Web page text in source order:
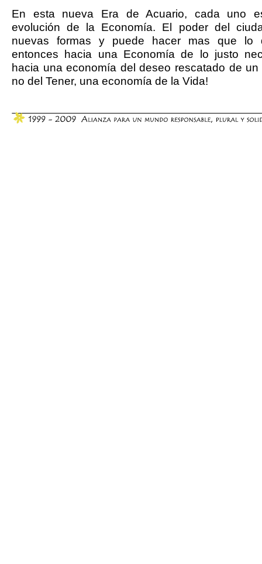
En esta nueva Era de Acuario, cada uno
evolución de la Economía. El poder del
nuevas formas y puede hacer mas que lo
entonces hacia una Economía de lo justo
hacia una economía del deseo rescatado de
no del Tener, una economía de la Vida!